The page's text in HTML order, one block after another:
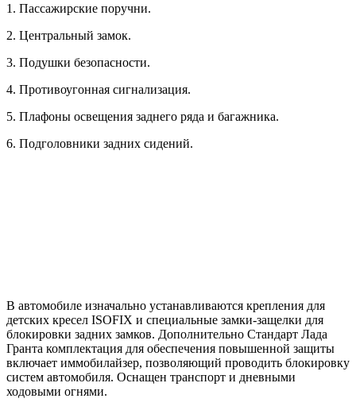
1. Пассажирские поручни.
2. Центральный замок.
3. Подушки безопасности.
4. Противоугонная сигнализация.
5. Плафоны освещения заднего ряда и багажника.
6. Подголовники задних сидений.
В автомобиле изначально устанавливаются крепления для
детских кресел ISOFIX и специальные замки-защелки для
блокировки задних замков. Дополнительно Стандарт Лада
Гранта комплектация для обеспечения повышенной защиты
включает иммобилайзер, позволяющий проводить блокировку
систем автомобиля. Оснащен транспорт и дневными
ходовыми огнями.